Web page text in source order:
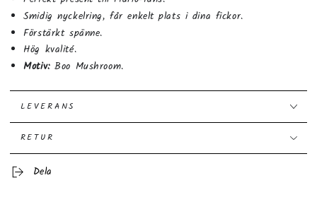
Smidig nyckelring, får enkelt plats i dina fickor.
Förstärkt spänne.
Hög kvalité.
Motiv:Boo Mushroom.
LEVERANS
RETUR
Dela